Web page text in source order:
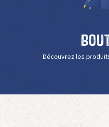
Découvrez les